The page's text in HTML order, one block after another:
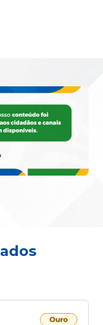
Ouro